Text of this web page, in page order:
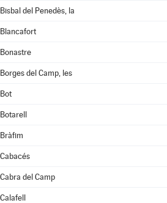
Bisbal del Penedès, la
Blancafort
Bonastre
Borges del Camp, les
Bot
Botarell
Bràfim
Cabacés
Cabra del Camp
Calafell